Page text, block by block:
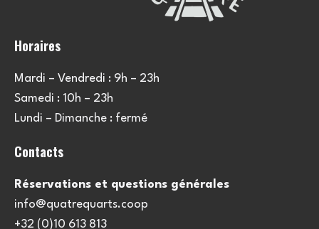
Horaires
Mardi – Vendredi : 9h – 23h
Samedi : 10h – 23h
Lundi – Dimanche : fermé
Contacts
Réservations et questions générales
info@quatrequarts.coop
+32 (0)10 613 813